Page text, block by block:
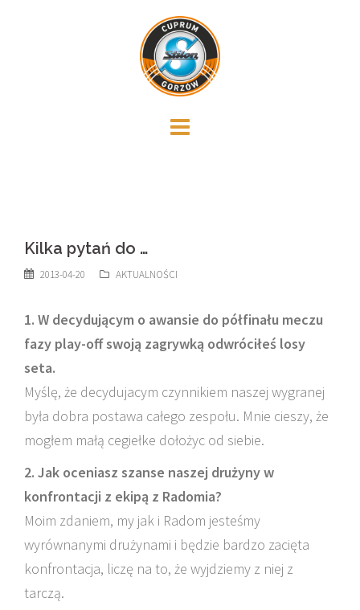
Kilka pytań do …
2013-04-20 AKTUALNOŚCI
1. W decydującym o awansie do półfinału meczu
fazy play-off swoją zagrywką odwróciłeś losy
seta.
Myślę, że decydujacym czynnikiem naszej wygranej
była dobra postawa całego zespołu. Mnie cieszy, że
mogłem małą cegiełke dołożyc od siebie.
2. Jak oceniasz szanse naszej drużyny w
konfrontacji z ekipą z Radomia?
Moim zdaniem, my jak i Radom jesteśmy
wyrównanymi drużynami i będzie bardzo zacięta
konfrontacja, liczę na to, że wyjdziemy z niej z
tarczą.